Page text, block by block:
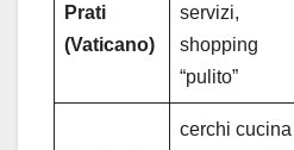
Prati
(Vaticano)
servizi,
shopping
“pulito”
cerchi cucina